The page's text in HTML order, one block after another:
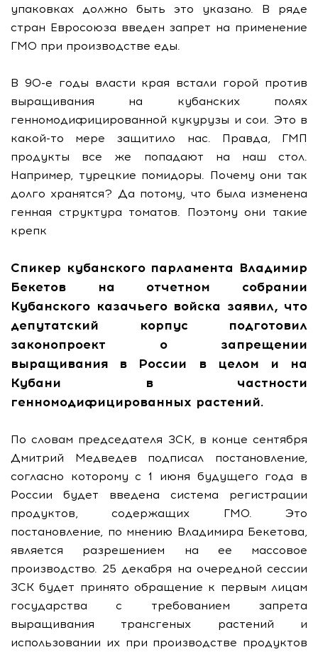
упаковках должно быть это указано. В ряде
стран Евросоюза введен запрет на применение
ГМО при производстве еды.
В 90-е годы власти края встали горой против
выращивания на кубанских полях
генномодифицированной кукурузы и сои. Это в
какой-то мере защитило нас. Правда, ГМП
продукты все же попадают на наш стол.
Например, турецкие помидоры. Почему они так
долго хранятся? Да потому, что была изменена
генная структура томатов. Поэтому они такие
крепк
Спикер кубанского парламента Владимир
Бекетов на отчетном собрании
Кубанского казачьего войска заявил, что
депутатский корпус подготовил
законопроект о запрещении
выращивания в России в целом и на
Кубани в частности
генномодифицированных растений.
По словам председателя ЗСК, в конце сентября
Дмитрий Медведев подписал постановление,
согласно которому с 1 июня будущего года в
России будет введена система регистрации
продуктов, содержащих ГМО. Это
постановление, по мнению Владимира Бекетова,
является разрешением на ее массовое
производство. 25 декабря на очередной сессии
ЗСК будет принято обращение к первым лицам
государства с требованием запрета
выращивания трансгеных растений и
использовании их при производстве продуктов